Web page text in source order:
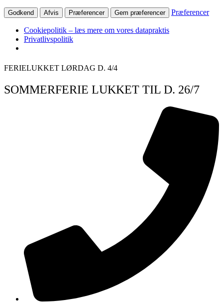
Godkend Afvis Præferencer Gem præferencer Præferencer
Cookiepolitik – læs mere om vores datapraktis
Privatlivspolitik
Videre
til
FERIELUKKET LØRDAG D. 4/4
SOMMERFERIE LUKKET TIL D. 26/7